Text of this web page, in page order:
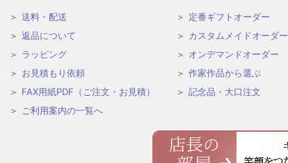
送料・配送
返品について
ラッピング
お見積もり依頼
FAX用紙PDF（ご注文・お見積）
ご利用案内の一覧へ
定番ギフトオーダー
カスタムメイドオーダー
オンデマンドオーダー
作家作品から選ぶ
記念品・大口注文